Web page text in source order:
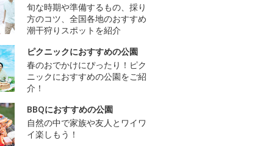
旬な時期や準備するもの、採り
方のコツ、全国各地のおすすめ
潮干狩りスポットを紹介
ピクニックにおすすめの公園
春のおでかけにぴったり！ピク
ニックにおすすめの公園をご紹
介！
BBQにおすすめの公園
自然の中で家族や友人とワイワ
イ楽しもう！